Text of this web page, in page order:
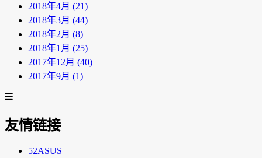
2018年4月 (21)
2018年3月 (44)
2018年2月 (8)
2018年1月 (25)
2017年12月 (40)
2017年9月 (1)
友情链接
52ASUS